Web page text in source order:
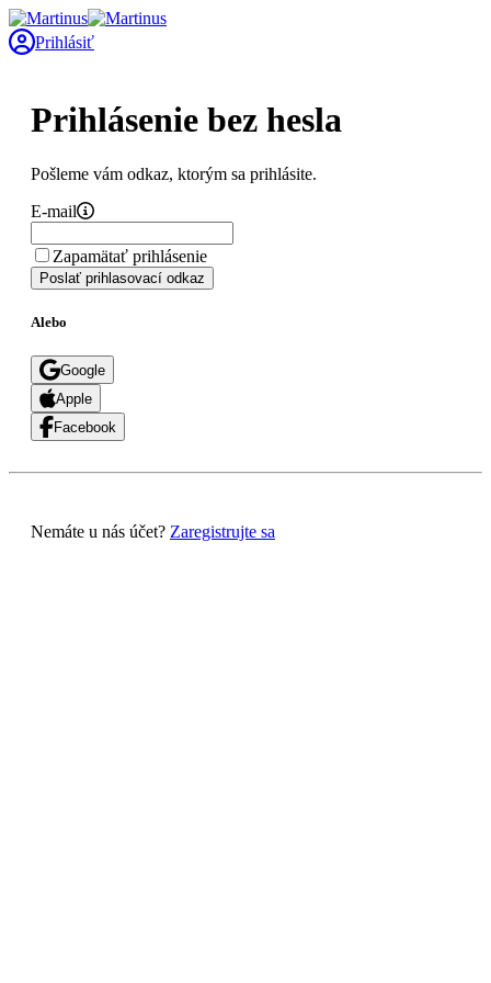
Prihlásiť
Prihlásenie bez hesla
Pošleme vám odkaz, ktorým sa prihlásite.
E-mail
Zapamätať prihlásenie
Poslať prihlasovací odkaz
Alebo
Google
Apple
Facebook
Nemáte u nás účet? Zaregistrujte sa